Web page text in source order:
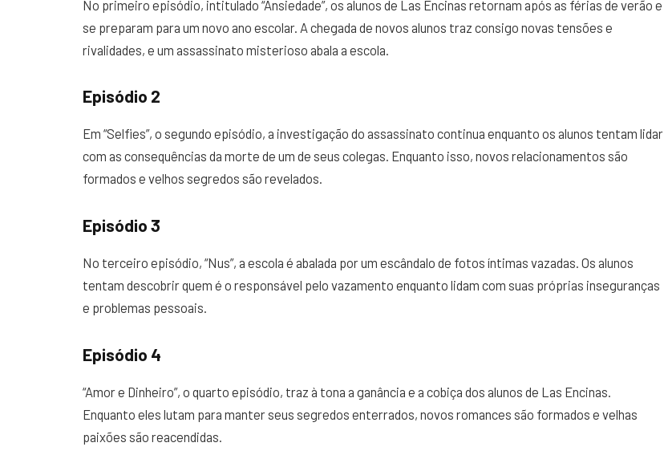
No primeiro episódio, intitulado “Ansiedade”, os alunos de Las Encinas retornam após as férias de verão e
se preparam para um novo ano escolar. A chegada de novos alunos traz consigo novas tensões e
rivalidades, e um assassinato misterioso abala a escola.
Episódio 2
Em “Selfies”, o segundo episódio, a investigação do assassinato continua enquanto os alunos tentam lidar
com as consequências da morte de um de seus colegas. Enquanto isso, novos relacionamentos são
formados e velhos segredos são revelados.
Episódio 3
No terceiro episódio, “Nus”, a escola é abalada por um escândalo de fotos íntimas vazadas. Os alunos
tentam descobrir quem é o responsável pelo vazamento enquanto lidam com suas próprias inseguranças
e problemas pessoais.
Episódio 4
“Amor e Dinheiro”, o quarto episódio, traz à tona a ganância e a cobiça dos alunos de Las Encinas.
Enquanto eles lutam para manter seus segredos enterrados, novos romances são formados e velhas
paixões são reacendidas.